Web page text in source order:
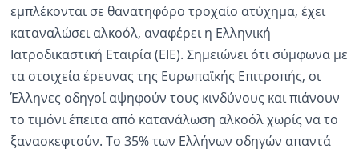
Οικονομία
Αθλητικά
Κόσμος
Ραδιόφωνο LIVE
εμπλέκονται σε θανατηφόρο τροχαίο ατύχημα, έχει
καταναλώσει αλκοόλ, αναφέρει η Ελληνική
Ιατροδικαστική Εταιρία (ΕΙΕ). Σημειώνει ότι σύμφωνα με
τα στοιχεία έρευνας της Ευρωπαϊκής Επιτροπής, οι
Έλληνες οδηγοί αψηφούν τους κινδύνους και πιάνουν
το τιμόνι έπειτα από κατανάλωση αλκοόλ χωρίς να το
ξανασκεφτούν. Το 35% των Ελλήνων οδηγών απαντά